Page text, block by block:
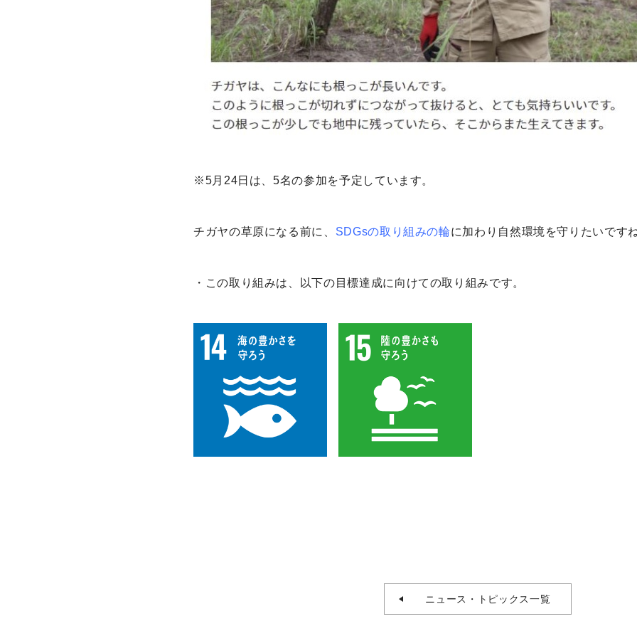
※5月24日は、5名の参加を予定しています。
チガヤの草原になる前に、 SDGsの取り組みの輪に加わり自然環境を守りたいです
・この取り組みは、以下の目標達成に向けての取り組みです。
ニュース・トピックス一覧